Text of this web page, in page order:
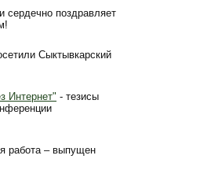
сердечно поздравляет
Сыктывкарский
Интернет" - тезисы
работа – выпущен